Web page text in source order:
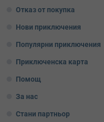
Отказ от покупка
Нови приключения
Популярни приключения
Приключенска карта
Помощ
За нас
Стани партньор